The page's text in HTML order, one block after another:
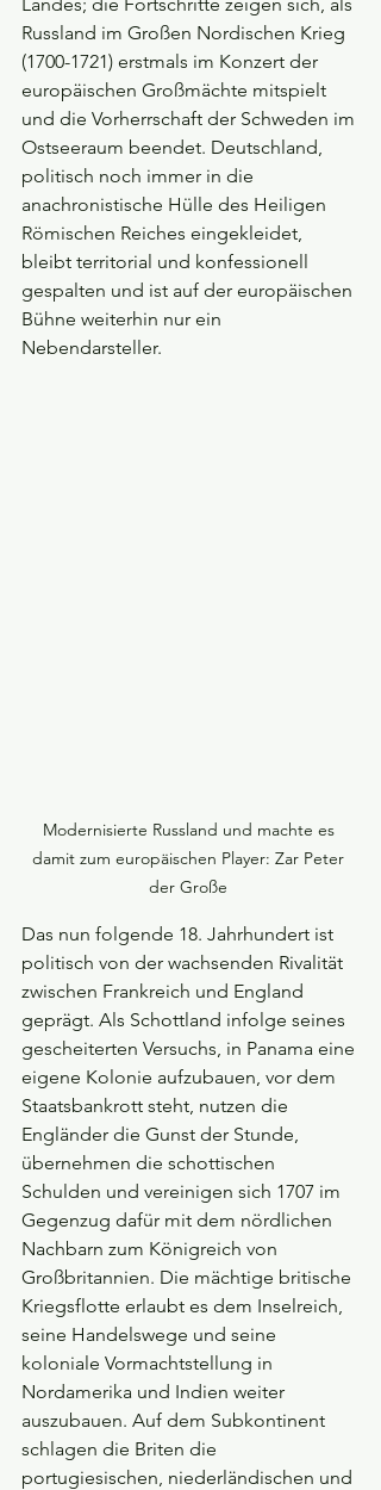
Russland im Großen Nordischen Krieg
(1700-1721) erstmals im Konzert der
europäischen Großmächte mitspielt
und die Vorherrschaft der Schweden im
Ostseeraum beendet. Deutschland,
politisch noch immer in die
anachronistische Hülle des Heiligen
Römischen Reiches eingekleidet,
bleibt territorial und konfessionell
gespalten und ist auf der europäischen
Bühne weiterhin nur ein
Nebendarsteller.
Modernisierte Russland und machte es
damit zum europäischen Player: Zar Peter
der Große
Das nun folgende 18. Jahrhundert ist
politisch von der wachsenden Rivalität
zwischen Frankreich und England
geprägt. Als Schottland infolge seines
gescheiterten Versuchs, in Panama eine
eigene Kolonie aufzubauen, vor dem
Staatsbankrott steht, nutzen die
Engländer die Gunst der Stunde,
übernehmen die schottischen
Schulden und vereinigen sich 1707 im
Gegenzug dafür mit dem nördlichen
Nachbarn zum Königreich von
Großbritannien. Die mächtige britische
Kriegsflotte erlaubt es dem Inselreich,
seine Handelswege und seine
koloniale Vormachtstellung in
Nordamerika und Indien weiter
auszubauen. Auf dem Subkontinent
schlagen die Briten die
portugiesischen, niederländischen und